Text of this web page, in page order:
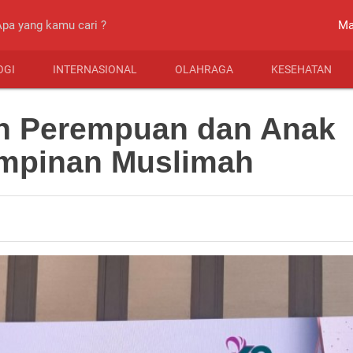
INTERNASIONAL OLAHRAGA KESEHATAN
Perempuan dan Anak
Muslimah